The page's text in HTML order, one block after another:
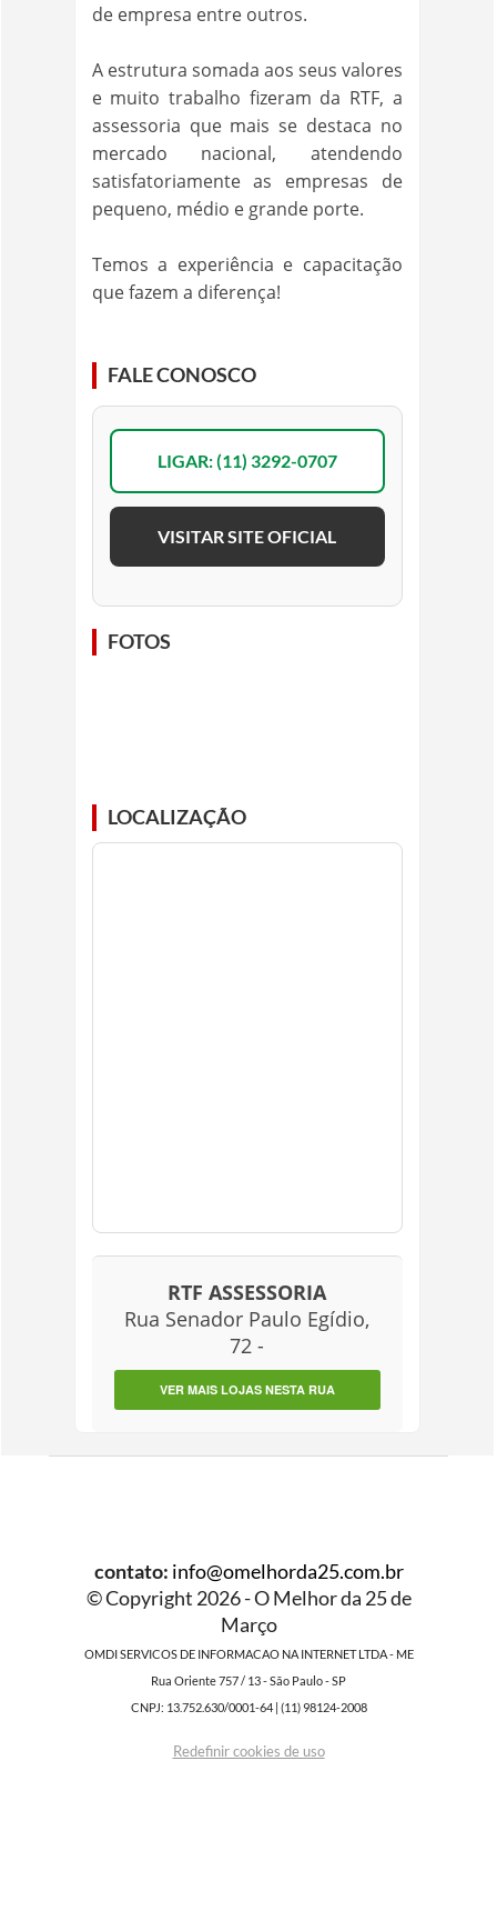
de empresa entre outros.
A estrutura somada aos seus valores
e muito trabalho fizeram da RTF, a
assessoria que mais se destaca no
mercado nacional, atendendo
satisfatoriamente as empresas de
pequeno, médio e grande porte.
Temos a experiência e capacitação
que fazem a diferença!
FALE CONOSCO
LIGAR: (11) 3292-0707
VISITAR SITE OFICIAL
FOTOS
LOCALIZAÇÃO
RTF ASSESSORIA
Rua Senador Paulo Egídio,
72 -
VER MAIS LOJAS NESTA RUA
contato: info@omelhorda25.com.br
© Copyright 2026 - O Melhor da 25 de
Março
OMDI SERVICOS DE INFORMACAO NA INTERNET LTDA - ME
Rua Oriente 757 / 13 - São Paulo - SP
CNPJ: 13.752.630/0001-64 | (11) 98124-2008
Redefinir cookies de uso